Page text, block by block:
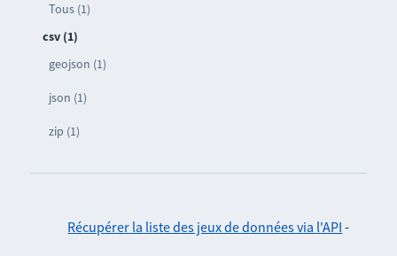
Tous (1)
csv (1)
geojson (1)
json (1)
zip (1)
Récupérer la liste des jeux de données via l'API -